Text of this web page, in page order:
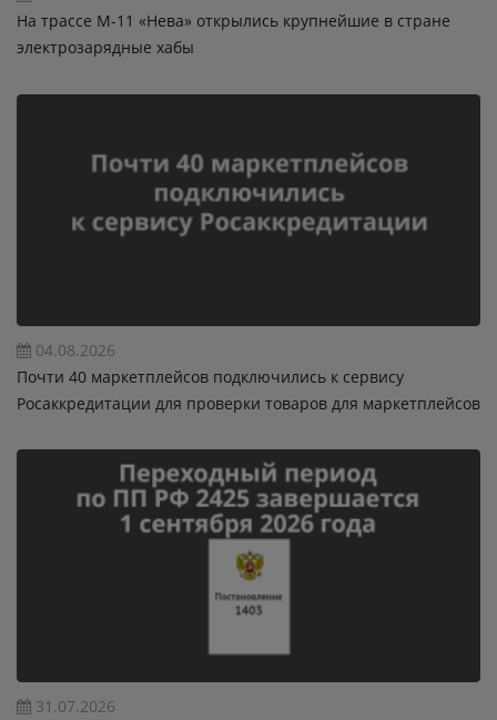
На трассе М-11 «Нева» открылись крупнейшие в стране
электрозарядные хабы
04.08.2026
Почти 40 маркетплейсов подключились к сервису
Росаккредитации для проверки товаров для маркетплейсов
31.07.2026